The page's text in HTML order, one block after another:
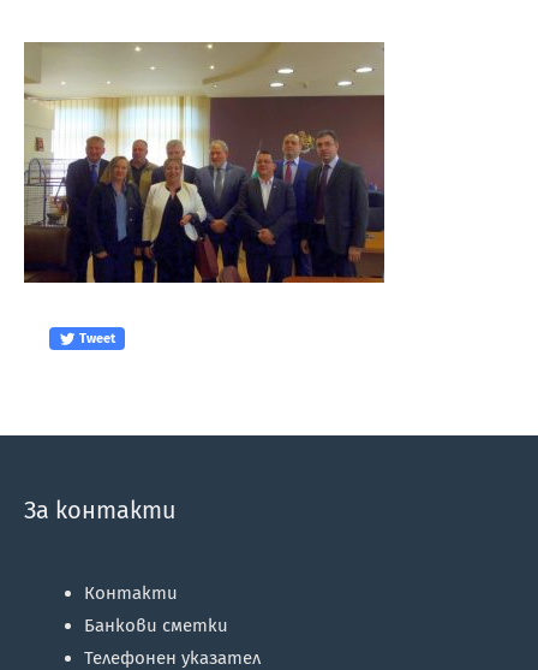
Tweet
За контакти
Контакти
Банкови сметки
Телефонен указател